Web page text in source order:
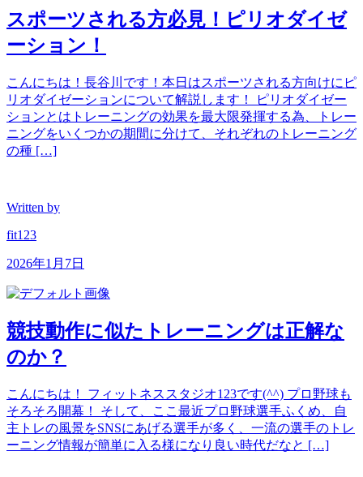
スポーツされる方必見！ピリオダイゼ
ーション！
こんにちは！長谷川です！本日はスポーツされる方向けにピ
リオダイゼーションについて解説します！ ピリオダイゼー
ションとはトレーニングの効果を最大限発揮する為、トレー
ニングをいくつかの期間に分けて、それぞれのトレーニング
の種 […]
Written by
fit123
2026年1月7日
競技動作に似たトレーニングは正解な
のか？
こんにちは！ フィットネススタジオ123です(^^) プロ野球も
そろそろ開幕！ そして、ここ最近プロ野球選手ふくめ、自
主トレの風景をSNSにあげる選手が多く、一流の選手のトレ
ーニング情報が簡単に入る様になり良い時代だなと […]